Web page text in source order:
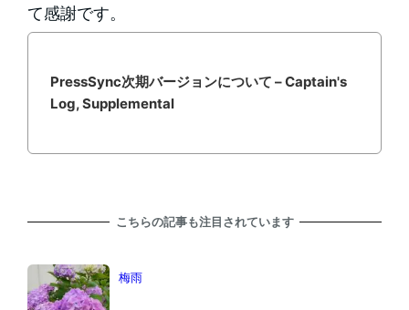
て感謝です。
PressSync次期バージョンについて – Captain's
Log, Supplemental
こちらの記事も注目されています
梅雨